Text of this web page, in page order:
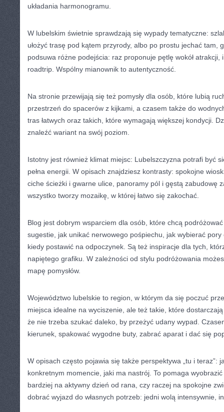
układania harmonogramu.
W lubelskim świetnie sprawdzają się wypady tematyczne:
ułożyć trasę pod kątem przyrody, albo po prostu jechać tam,
podsuwa różne podejścia: raz proponuje pętlę wokół
roadtrip. Wspólny mianownik to autentyczność.
Na stronie przewijają się też pomysły dla osób, które lubią
przestrzeń do spacerów z kijkami, a czasem także do
tras łatwych oraz takich, które wymagają większej kondycji.
znaleźć wariant na swój poziom.
Istotny jest również klimat miejsc: Lubelszczyzna potrafi być
pełna energii. W opisach znajdziesz kontrasty: spokojne
ciche ścieżki i gwarne ulice, panoramy pól i gęstą zabudowę
wszystko tworzy mozaikę, w której łatwo się zakochać.
Blog jest dobrym wsparciem dla osób, które chcą
sugestie, jak unikać nerwowego pośpiechu, jak wybierać
kiedy postawić na odpoczynek. Są też inspiracje dla tych,
napiętego grafiku. W zależności od stylu podróżowania
mapę pomysłów.
Województwo lubelskie to region, w którym da się poczuć
miejsca idealne na wyciszenie, ale też takie, które
że nie trzeba szukać daleko, by przeżyć udany wypad.
kierunek, spakować wygodne buty, zabrać aparat i dać się
W opisach często pojawia się także perspektywa „tu i teraz”:
konkretnym momencie, jaki ma nastrój. To pomaga
bardziej na aktywny dzień od rana, czy raczej na spokojne
dobrać wyjazd do własnych potrzeb: jedni wolą intensywnie,